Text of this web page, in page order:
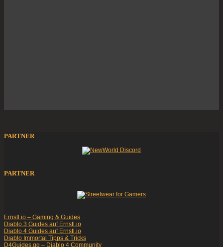
PARTNER
PARTNER
Ernstl.io – Gaming & Guides
Diablo 3 Guides auf Ernstl.io
Diablo 4 Guides auf Ernstl.io
Diablo Immortal Tipps & Tricks
D4Guides.gg – Diablo 4 Community